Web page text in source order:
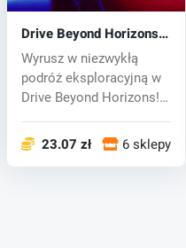
Drive Beyond Horizons
(PC) key
Wyrusz w niezwykłą
podróż eksploracyjną w
Drive Beyond Horizons!
23.07 zł 6 sklepy